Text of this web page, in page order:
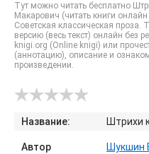
Тут можно читать бесплатно
Макарович (читать книги
Советская классическая
версию (весь текст) онлайн без
knigi.org (Online knigi) или
(аннотацию), описание и
произведении.
Название: Штрихи
Автор Шукшин